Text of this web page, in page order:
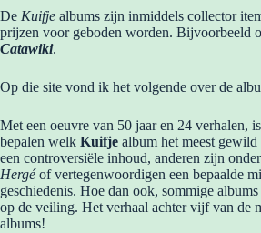
De Kuifje albums zijn inmiddels collector
prijzen voor geboden worden. Bijvoorbeeld
Catawiki.
Op die site vond ik het volgende over de
Met een oeuvre van 50 jaar en 24 verhalen,
bepalen welk Kuifje album het meest
een controversiële inhoud, anderen zijn
Hergéof vertegenwoordigen een bepaalde
geschiedenis. Hoe dan ook, sommige
op de veiling. Het verhaal achter vijf van de
albums!